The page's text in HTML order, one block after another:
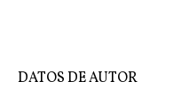
DATOS DE AUTOR